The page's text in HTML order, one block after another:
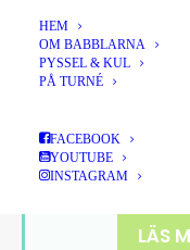
HEM
OM BABBLARNA
PYSSEL & KUL
PÅ TURNÉ
FACEBOOK
YOUTUBE
INSTAGRAM
NOVEMBER
18
NOV
14:00
LÄS